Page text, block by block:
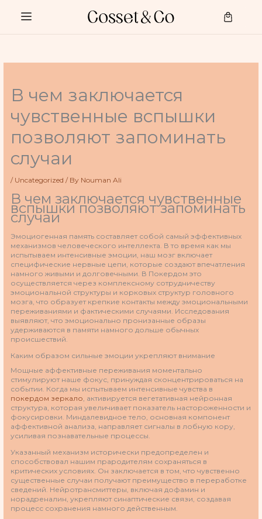
content
Cart
В чем заключается
чувственные вспышки
позволяют запоминать
случаи
/ Uncategorized / By Nouman Ali
В чем заключается чувственные
вспышки позволяют запоминать
случаи
Эмоциогенная память составляет собой самый эффективных
механизмов человеческого интеллекта. В то время как мы
испытываем интенсивные эмоции, наш мозг включает
специфические нервные цепи, которые создают впечатления
намного живыми и долговечными. В Покердом это
осуществляется через комплексному сотрудничеству
эмоциональной структуры и корковых структур головного
мозга, что образует крепкие контакты между эмоциональными
переживаниями и фактическими случаями. Исследования
выявляют, что эмоционально пронизанные образы
удерживаются в памяти намного дольше обычных
происшествий.
Каким образом сильные эмоции укрепляют внимание
Мощные аффективные переживания моментально
стимулируют наше фокус, принуждая сконцентрироваться на
событии. Когда мы испытываем интенсивные чувства в
покердом зеркало , активируется вегетативная нейронная
структура, которая увеличивает показатель настороженности и
фокусировки. Миндалевидное тело, основная компонент
аффективной анализа, направляет сигналы в лобную кору,
усиливая познавательные процессы.
Указанный механизм исторически предопределен и
способствовал нашим прародителям сохраняться в
критических условиях. Он заключается в том, что чувственно
существенные случаи получают преимущество в переработке
сведений. Нейротрансмиттеры, включая дофамин и
норадреналин, укрепляют синаптические связи, создавая
процесс сохранения намного действенным.